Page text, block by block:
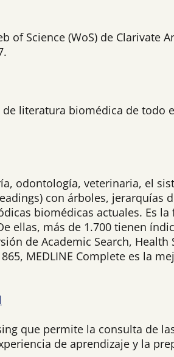
Science (WoS) de Clarivate
de literatura biomédica de todo
odontología, veterinaria, el
con árboles,
biomédicas actuales. Es
ellas, más de 1.700 tienen
de Academic Search,
MEDLINE Complete es la
que permite la consulta de
de aprendizaje y la